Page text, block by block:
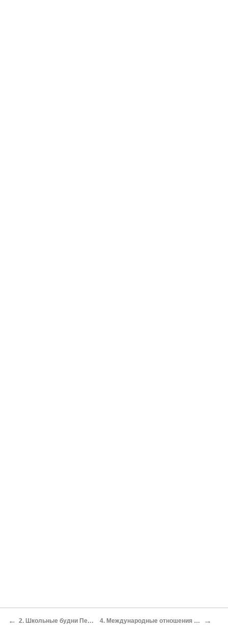
← 2. Школьные будни Первый «подхалим» 4. Международные отношения Первая «война нервов» →